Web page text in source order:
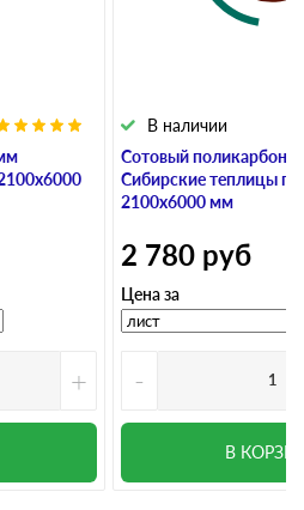
+
Сотовый
Сибирские теплицы
2100х6000 мм
В наличии
2 780 руб
Цена за
-
В